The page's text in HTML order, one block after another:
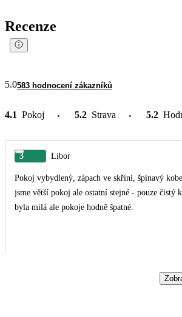
Recenze
5.0583 hodnocení zákazníků
4.1 Pokoj 5.2 Strava 5.2
3 Libor
Pokoj vybydlený, zápach ve skříni, špinavý
jsme větší pokoj ale ostatní stejné - pouze čistý
byla milá ale pokoje hodně špatné.